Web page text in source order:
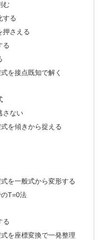
む
する
押さえる
る
を接点既知で解く
さない
を傾きから捉える
を一般式から変形する
T=0法
る
を座標変換で一発整理